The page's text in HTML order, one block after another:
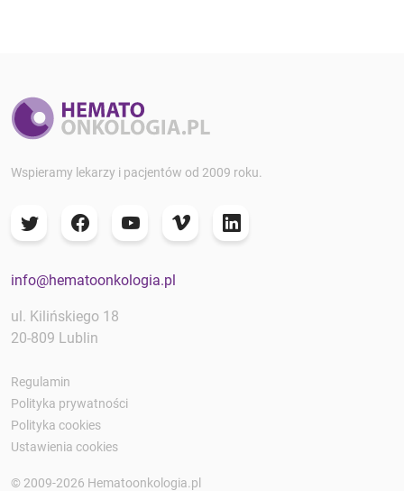
Wspieramy lekarzy i pacjentów od 2009 roku.
info@hematoonkologia.pl
ul. Kilińskiego 18
20-809 Lublin
Regulamin
Polityka prywatności
Polityka cookies
Ustawienia cookies
© 2009-2026 Hematoonkologia.pl